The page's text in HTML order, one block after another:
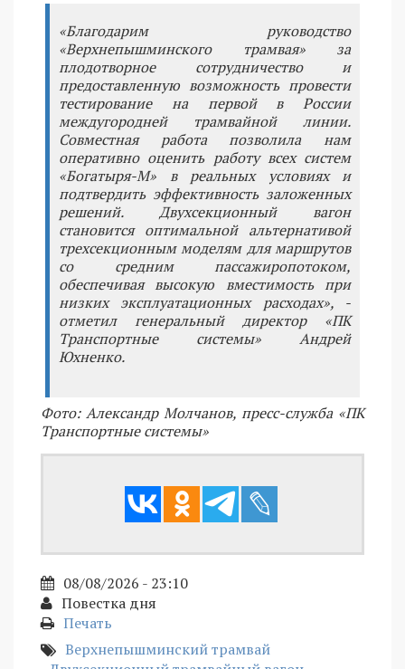
«Благодарим руководство
«Верхнепышминского трамвая» за
плодотворное сотрудничество и
предоставленную возможность провести
тестирование на первой в России
междугородней трамвайной линии.
Совместная работа позволила нам
оперативно оценить работу всех систем
«Богатыря-М» в реальных условиях и
подтвердить эффективность заложенных
решений. Двухсекционный вагон
становится оптимальной альтернативой
трехсекционным моделям для маршрутов
со средним пассажиропотоком,
обеспечивая высокую вместимость при
низких эксплуатационных расходах», -
отметил генеральный директор «ПК
Транспортные системы» Андрей
Юхненко.
Фото: Александр Молчанов, пресс-служба «ПК
Транспортные системы»
08/08/2026 - 23:10
Повестка дня
Печать
Верхнепышминский трамвай